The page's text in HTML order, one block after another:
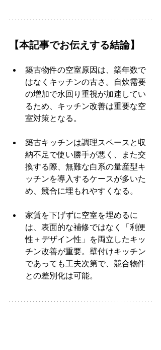
【本記事でお伝えする結論】
築古物件の空室原因は、築年数で
はなくキッチンの古さ。自炊需要
の増加で水回り重視が加速してい
るため、キッチン改善は重要な空
室対策となる。
築古キッチンは調理スペースと収
納不足で使い勝手が悪く、また交
換する際、無難な白系の量産型キ
ッチンを導入するケースが多いた
め、競合に埋もれやすくなる。
家賃を下げずに空室を埋めるに
は、表面的な補修ではなく「利便
性＋デザイン性」を両立したキッ
チン改善が重要。壁付けキッチン
であっても工夫次第で、競合物件
との差別化は可能。